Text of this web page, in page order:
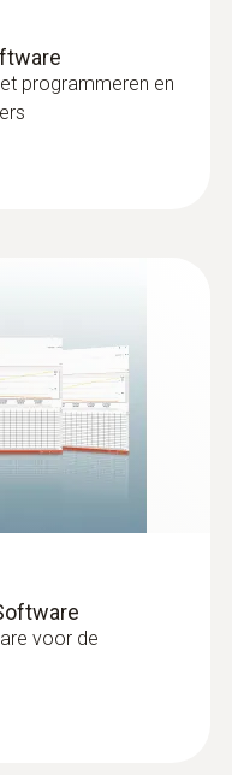
(TE
voor
programmeren en
voor de